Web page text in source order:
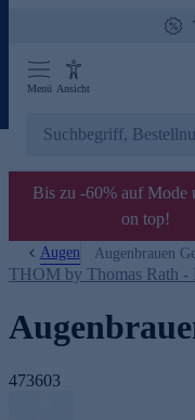
Menü Ansicht
Bis zu -60% auf Mode
on top!
Augen Augenbrauen
THOM by Thomas Rath -
473603